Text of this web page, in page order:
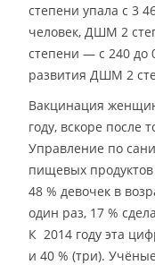
степени упала с 3
человек, ДШМ 2
степени — с 240 до
развития ДШМ 2
Вакцинация
году, вскоре после
Управление по
пищевых
48 % девочек в
один раз, 17 %
К 2014 году эта
и 40 % (три).